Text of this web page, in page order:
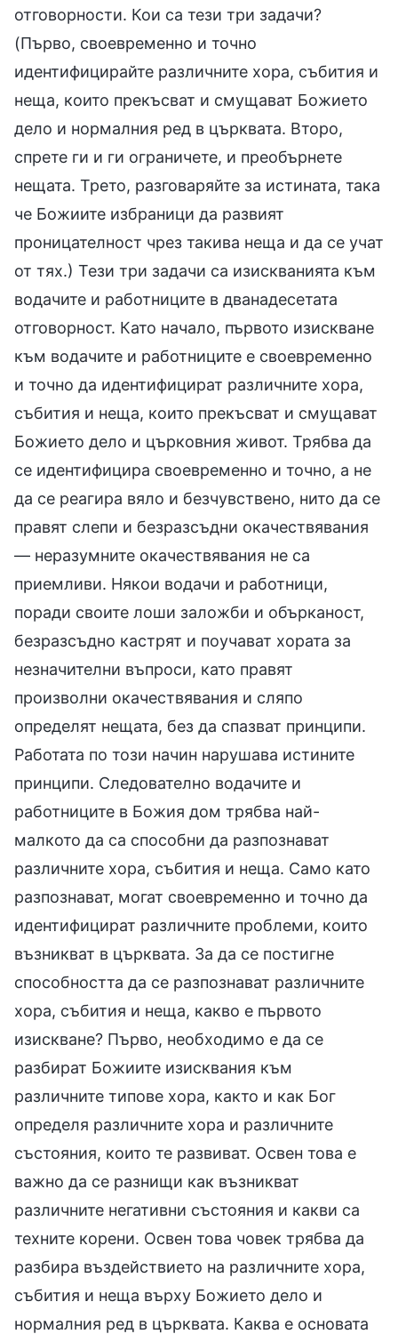
отговорности. Кои са тези три задачи?
(Първо, своевременно и точно
идентифицирайте различните хора, събития и
неща, които прекъсват и смущават Божието
дело и нормалния ред в църквата. Второ,
спрете ги и ги ограничете, и преобърнете
нещата. Трето, разговаряйте за истината, така
че Божиите избраници да развият
проницателност чрез такива неща и да се учат
от тях.) Тези три задачи са изискванията към
водачите и работниците в дванадесетата
отговорност. Като начало, първото изискване
към водачите и работниците е своевременно
и точно да идентифицират различните хора,
събития и неща, които прекъсват и смущават
Божието дело и църковния живот. Трябва да
се идентифицира своевременно и точно, а не
да се реагира вяло и безчувствено, нито да се
правят слепи и безразсъдни окачествявания
— неразумните окачествявания не са
приемливи. Някои водачи и работници,
поради своите лоши заложби и обърканост,
безразсъдно кастрят и поучават хората за
незначителни въпроси, като правят
произволни окачествявания и сляпо
определят нещата, без да спазват принципи.
Работата по този начин нарушава истините
принципи. Следователно водачите и
работниците в Божия дом трябва най-
малкото да са способни да разпознават
различните хора, събития и неща. Само като
разпознават, могат своевременно и точно да
идентифицират различните проблеми, които
възникват в църквата. За да се постигне
способността да се разпознават различните
хора, събития и неща, какво е първото
изискване? Първо, необходимо е да се
разбират Божиите изисквания към
различните типове хора, както и как Бог
определя различните хора и различните
състояния, които те развиват. Освен това е
важно да се разнищи как възникват
различните негативни състояния и какви са
техните корени. Освен това човек трябва да
разбира въздействието на различните хора,
събития и неща върху Божието дело и
нормалния ред в църквата. Каква е основата